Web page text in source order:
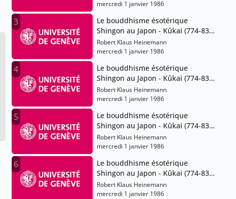
mercredi 1 janvier 1986
3
Le bouddhisme ésotérique
Shingon au Japon - Kûkai (774-835)
et ses successeurs
Robert Klaus Heinemann
mercredi 1 janvier 1986
4
Le bouddhisme ésotérique
Shingon au Japon - Kûkai (774-835)
et ses successeurs
Robert Klaus Heinemann
mercredi 1 janvier 1986
5
Le bouddhisme ésotérique
Shingon au Japon - Kûkai (774-835)
et ses successeurs
Robert Klaus Heinemann
mercredi 1 janvier 1986
6
Le bouddhisme ésotérique
Shingon au Japon - Kûkai (774-835)
et ses successeurs
Robert Klaus Heinemann
mercredi 1 janvier 1986